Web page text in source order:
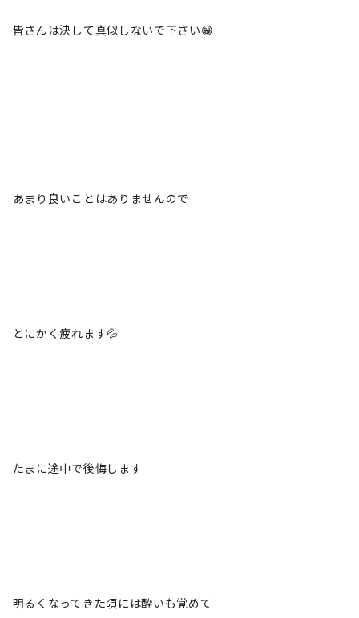
皆さんは決して真似しないで下さい😁
あまり良いことはありませんので
とにかく疲れます💦
たまに途中で後悔します
明るくなってきた頃には酔いも覚めて